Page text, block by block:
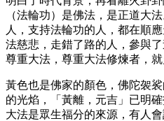
（法輪功）是佛法，是正道大
人，支持法輪功的人，都在順
法慈悲，走錯了路的人，參與
尊重大法，尊重大法修煉者，
黃色也是佛家的顏色，佛陀袈
的光焰，「黃離，元吉」已明
大法是眾生福分的來源，有人